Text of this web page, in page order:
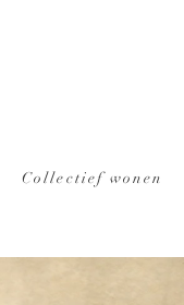
Collectief wonen